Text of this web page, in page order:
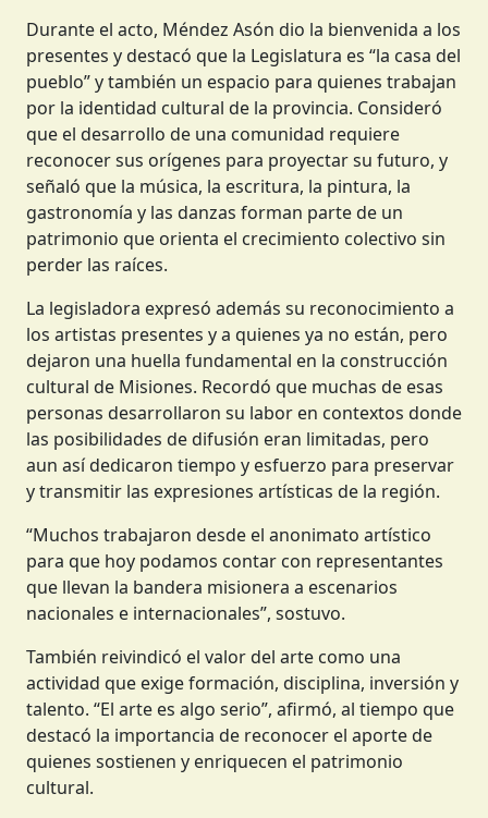
Durante el acto, Méndez Asón dio la bienvenida a los
presentes y destacó que la Legislatura es “la casa del
pueblo” y también un espacio para quienes trabajan
por la identidad cultural de la provincia. Consideró
que el desarrollo de una comunidad requiere
reconocer sus orígenes para proyectar su futuro, y
señaló que la música, la escritura, la pintura, la
gastronomía y las danzas forman parte de un
patrimonio que orienta el crecimiento colectivo sin
perder las raíces.
La legisladora expresó además su reconocimiento a
los artistas presentes y a quienes ya no están, pero
dejaron una huella fundamental en la construcción
cultural de Misiones. Recordó que muchas de esas
personas desarrollaron su labor en contextos donde
las posibilidades de difusión eran limitadas, pero
aun así dedicaron tiempo y esfuerzo para preservar
y transmitir las expresiones artísticas de la región.
“Muchos trabajaron desde el anonimato artístico
para que hoy podamos contar con representantes
que llevan la bandera misionera a escenarios
nacionales e internacionales”, sostuvo.
También reivindicó el valor del arte como una
actividad que exige formación, disciplina, inversión y
talento. “El arte es algo serio”, afirmó, al tiempo que
destacó la importancia de reconocer el aporte de
quienes sostienen y enriquecen el patrimonio
cultural.